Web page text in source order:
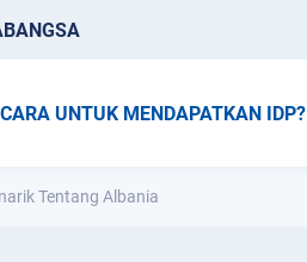
UNTUK MENDAPATKAN IDP?
Tentang Albania